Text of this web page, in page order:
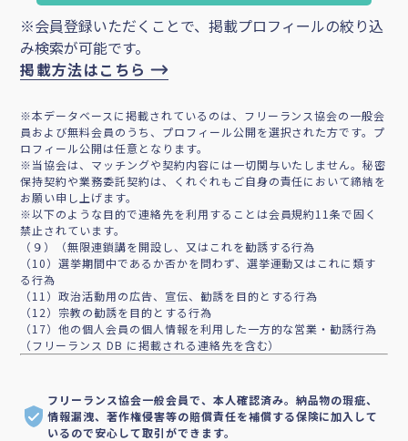
※会員登録いただくことで、掲載プロフィールの絞り込
み検索が可能です。
掲載方法はこちら
※本データベースに掲載されているのは、フリーランス協会の一般会
員および無料会員のうち、プロフィール公開を選択された方です。プ
ロフィール公開は任意となります。
※当協会は、マッチングや契約内容には一切関与いたしません。秘密
保持契約や業務委託契約は、くれぐれもご自身の責任において締結を
お願い申し上げます。
※以下のような目的で連絡先を利用することは会員規約11条で固く
禁止されています。
（９）（無限連鎖講を開設し、又はこれを勧誘する行為
（10）選挙期間中であるか否かを問わず、選挙運動又はこれに類す
る行為
（11）政治活動用の広告、宣伝、勧誘を目的とする行為
（12）宗教の勧誘を目的とする行為
（17）他の個人会員の個人情報を利用した一方的な営業・勧誘行為
（フリーランス DB に掲載される連絡先を含む）
フリーランス協会一般会員で、本人確認済み。納品物の瑕疵、
情報漏洩、著作権侵害等の賠償責任を補償する保険に加入して
いるので安心して取引ができます。